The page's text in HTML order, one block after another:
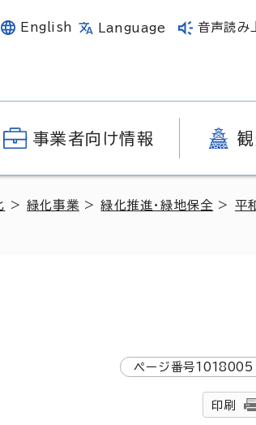
English Language 音声読み
事業者向け情報 観
>緑化事業 >緑化推進・緑地保全 > 平
ページ番号1018005
印刷